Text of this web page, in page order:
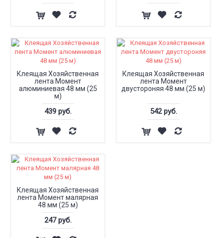
Клеящая Хозяйственная
лента Момент
алюминиевая 48 мм (25
м)
439 руб.
Клеящая Хозяйственная
лента Момент
двустороняя 48 мм (25 м)
542 руб.
Клеящая Хозяйственная
лента Момент малярная
48 мм (25 м)
247 руб.